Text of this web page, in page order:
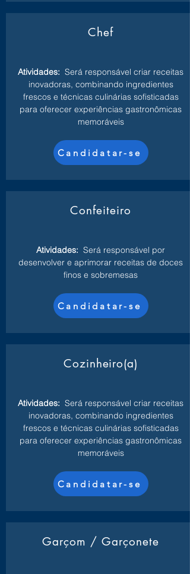
Chef
Atividades: Será responsável criar receitas
inovadoras, combinando ingredientes
frescos e técnicas culinárias sofisticadas
para oferecer experiências gastronômicas
memoráveis
Candidatar-se
Confeiteiro
Atividades: Será responsável por
desenvolver e aprimorar receitas de doces
finos e sobremesas
Candidatar-se
Cozinheiro(a)
Atividades: Será responsável criar receitas
inovadoras, combinando ingredientes
frescos e técnicas culinárias sofisticadas
para oferecer experiências gastronômicas
memoráveis
Candidatar-se
Garçom / Garçonete